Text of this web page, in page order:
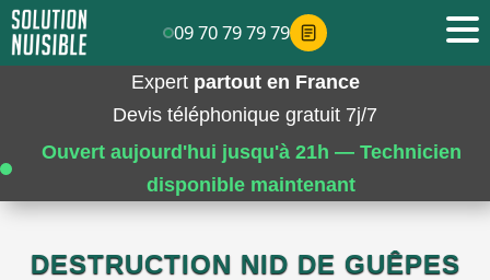
Expert partout en France
Devis téléphonique gratuit 7j/7
Ouvert aujourd'hui jusqu'à 21h — Technicien
disponible maintenant
DESTRUCTION NID DE GUÊPES
09 70 79 79 79